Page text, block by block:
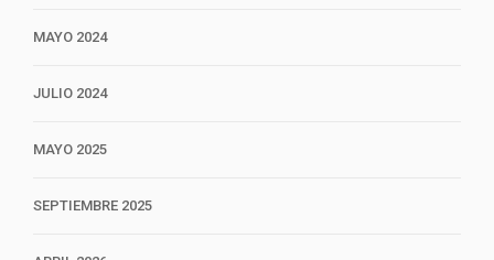
MAYO 2024
JULIO 2024
MAYO 2025
SEPTIEMBRE 2025